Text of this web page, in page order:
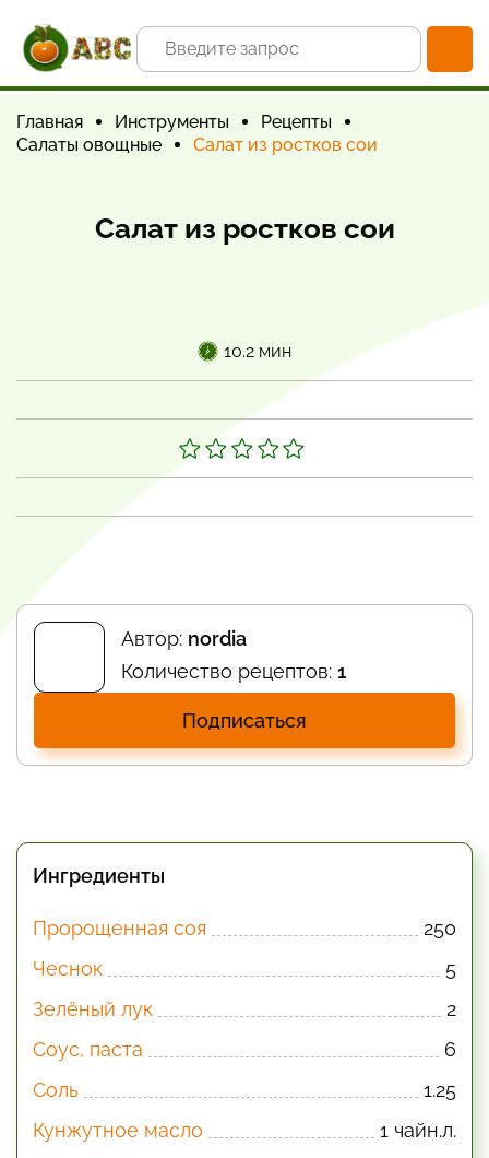
Главная Инструменты
Рецепты
Салаты овощные
Салат из ростков сои
Салат из ростков сои
10.2 мин
Автор: nordia
Количество рецептов: 1
Подписаться
Ингредиенты
Пророщенная соя
250
Чеснок
5
Зелёный лук
2
Соус, паста
6
Соль
1.25
Кунжутное масло
1 чайн.л.